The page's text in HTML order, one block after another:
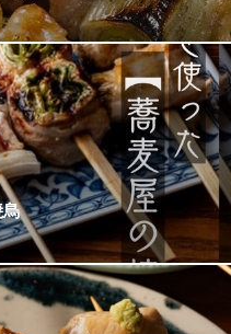
ビルB1
用した焼き鳥1本230円～。
朝一鶏』を使用しておりま
ク、歯ざわりが特徴で焼き
おり、本来の旨味を損なわ
態でご提供しております。
鳥
長期間寝かせ、角が取れて
の熟成された旨みが、鶏肉